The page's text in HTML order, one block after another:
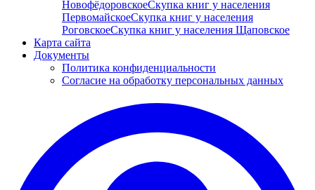
НовофёдоровскоеСкупка книг у населения
ПервомайскоеСкупка книг у населения
РоговскоеСкупка книг у населения Щаповское
Карта сайта
Документы
Политика конфиденциальности
Согласие на обработку персональных данных